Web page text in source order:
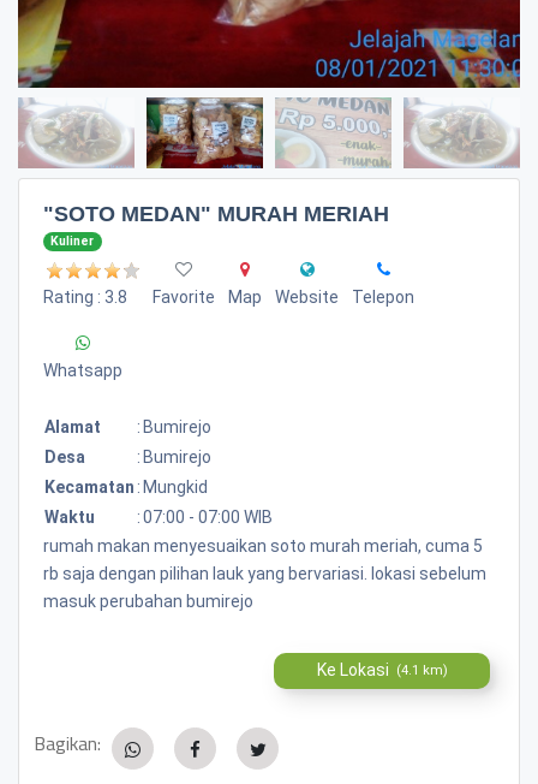
"SOTO MEDAN" MURAH MERIAH
Kuliner
Rating : 3.8 Favorite Map Website Telepon
Whatsapp
Alamat : Bumirejo
Desa
: Bumirejo
Kecamatan : Mungkid
Waktu
:07:00 - 07:00 WIB
rumah makan menyesuaikan soto murah meriah, cuma 5
rb saja dengan pilihan lauk yang bervariasi. lokasi sebelum
masuk perubahan bumirejo
Ke Lokasi (4.1 km)
Bagikan: